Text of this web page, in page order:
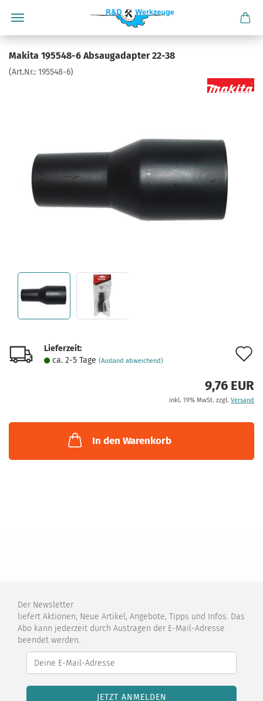
Makita 195548-6 Absaugadapter 22-38
(Art.Nr.: 195548-6)
Lieferzeit:
ca. 2-5 Tage (Ausland abweichend)
9,76 EUR
inkl. 19% MwSt. zzgl. Versand
In den Warenkorb
Der Newsletter
liefert Aktionen, Neue Artikel, Angebote, Tipps und Infos. Das
Abo kann jederzeit durch Austragen der E-Mail-Adresse
beendet werden.